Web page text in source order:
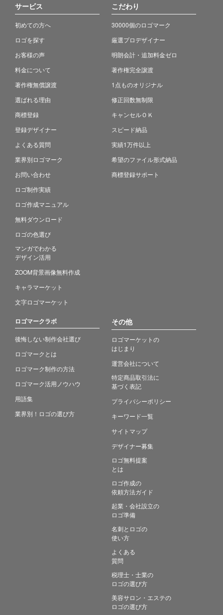
サービス
初めての方へ
ロゴを探す
お客様の声
料金について
著作権無償譲渡
選ばれる理由
商標登録
登録デザイナー
よくある質問
業界別ロゴマーク
お問い合わせ
ロゴ制作実績
ロゴ作成マニュアル
無料ダウンロード
ロゴの色選び
マンガでわかる
デザイン活用
ZOOM背景画像無料作成
キャラマーケット
文字ロゴマーケット
こだわり
30000個のロゴマーク
厳選プロデザイナー
明朗会計・追加料金ゼロ
著作権完全譲渡
1点ものオリジナル
修正回数無制限
キャンセルＯＫ
スピード納品
実績1万件以上
希望のファイル形式納品
商標登録サポート
ロゴマークラボ
後悔しない制作会社選び
ロゴマークとは
ロゴマーク制作の方法
ロゴマーク活用ノウハウ
用語集
業界別！ロゴの選び方
その他
ロゴマーケットの
はじまり
運営会社について
特定商品取引法に
基づく表記
プライバシーポリシー
キーワード一覧
サイトマップ
デザイナー募集
ロゴ無料提案
とは
ロゴ作成の
依頼方法ガイド
起業・会社設立の
ロゴ準備
名刺とロゴの
使い方
よくある
質問
税理士・士業の
ロゴの選び方
美容サロン・エステの
ロゴの選び方